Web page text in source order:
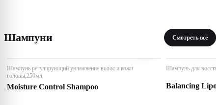
Шампуни Смотреть все
Шампунь регулирующий увлажнение волос и кожи
головы,250мл
Moisture Control Shampoo
Шампунь для
Balancing